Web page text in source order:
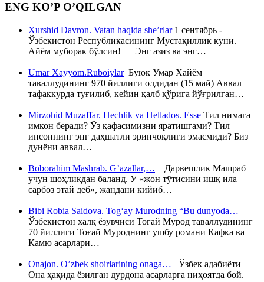
ENG KO’P O’QILGAN
Xurshid Davron. Vatan haqida she’rlar1 сентябрь -
Ўзбекистон Республикасининг Мустақиллик куни.
Айём муборак бўлсин! Энг азиз ва энг…
Umar Xayyom.RuboiylarБуюк Умар Хайём
таваллудининг 970 йиллиги олдидан (15 май) Аввал
тафаккурда туғилиб, кейин қалб қўрига йўғрилган…
Mirzohid Muzaffar. Hechlik va Hellados. Esse Тил нимага
имкон беради? Ўз қафасимизни яратишгами? Тил
инсоннинг энг даҳшатли эринчоқлиги эмасмиди? Биз
дунёни аввал…
Boborahim Mashrab. G’azallar,… Дарвешлик Машраб
учун шоҳликдан баланд. У «жон тўтисини ишқ ила
сарбоз этай деб», жандани кийиб…
Bibi Robia Saidova. Tog‘ay Murodning “Bu dunyoda…
Ўзбекистон халқ ёзувчиси Тоғай Мурод таваллудининг
70 йиллиги Тоғай Муроднинг ушбу романи Кафка ва
Камю асарлари…
Onajon. O’zbek shoirlarining onaga… Ўзбек адабиёти
Она ҳақида ёзилган дурдона асарларга ниҳоятда бой.